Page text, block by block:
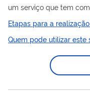
um serviço que tem
experimentos de
demonstrações de
finalidade (sem direito a
entidades que
Especial com Fins
(MCom) e, caso
Etapas para a
Quem pode utilizar este